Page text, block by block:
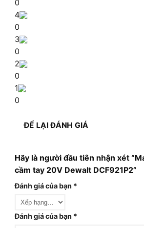
0
4
0
3
0
2
0
1
0
ĐỂ LẠI ĐÁNH GIÁ
Hãy là người đầu tiên nhận xét
cầm tay 20V Dewalt DCF921P2”
Đánh giá của bạn *
Đánh giá của bạn *